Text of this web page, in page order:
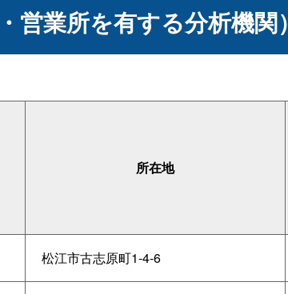
業所を有する分析機関）
所在地
松江市古志原町1-4-6